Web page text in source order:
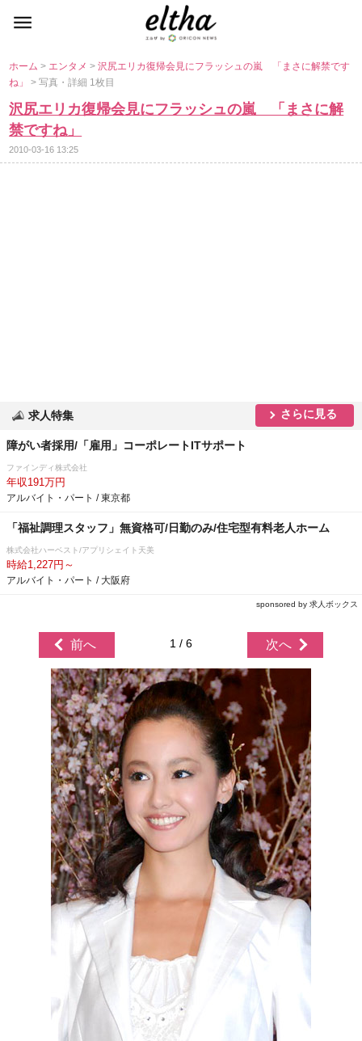
ホーム> エンタメ>沢尻エリカ復帰会見にフラッシュの嵐 「まさに解禁です
ね」> 写真・詳細 1枚目
沢尻エリカ復帰会見にフラッシュの嵐 「まさに解
禁ですね」
2010-03-16 13:25
求人特集 さらに見る
障がい者採用/「雇用」コーポレートITサポート
ファインディ株式会社
年収191万円
アルバイト・パート / 東京都
「福祉調理スタッフ」無資格可/日勤のみ/住宅型有料老人ホーム
株式会社ハーベスト/アプリシェイト天美
時給1,227円～
アルバイト・パート / 大阪府
sponsored by 求人ボックス
前へ 1 / 6 次へ